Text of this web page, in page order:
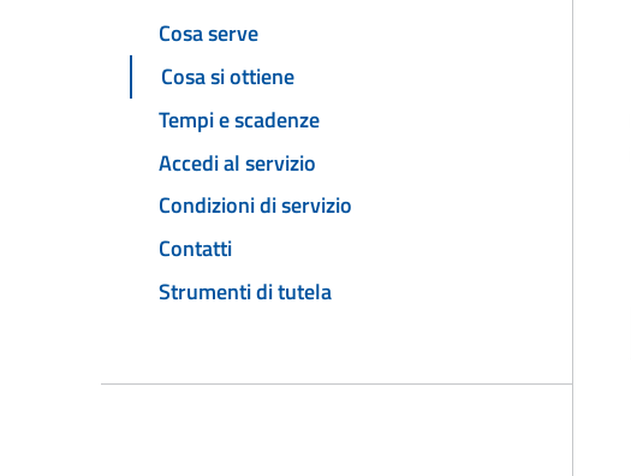
Cosa serve
Cosa si ottiene
Tempi e scadenze
Accedi al servizio
Condizioni di servizio
Contatti
Strumenti di tutela